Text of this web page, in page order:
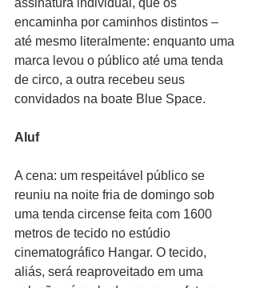
assinatura individual, que os
encaminha por caminhos distintos –
até mesmo literalmente: enquanto uma
marca levou o público até uma tenda
de circo, a outra recebeu seus
convidados na boate Blue Space.
Aluf
A cena: um respeitável público se
reuniu na noite fria de domingo sob
uma tenda circense feita com 1600
metros de tecido no estúdio
cinematográfico Hangar. O tecido,
aliás, será reaproveitado em uma